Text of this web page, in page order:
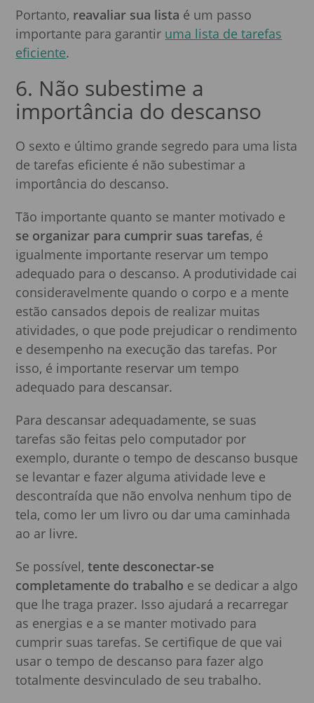
Portanto, reavaliar sua lista é um passo
importante para garantir uma lista de tarefas
eficiente.
6. Não subestime a
importância do descanso
O sexto e último grande segredo para uma lista
de tarefas eficiente é não subestimar a
importância do descanso.
Tão importante quanto se manter motivado e
se organizar para cumprir suas tarefas, é
igualmente importante reservar um tempo
adequado para o descanso. A produtividade cai
consideravelmente quando o corpo e a mente
estão cansados depois de realizar muitas
atividades, o que pode prejudicar o rendimento
e desempenho na execução das tarefas. Por
isso, é importante reservar um tempo
adequado para descansar.
Para descansar adequadamente, se suas
tarefas são feitas pelo computador por
exemplo, durante o tempo de descanso busque
se levantar e fazer alguma atividade leve e
descontraída que não envolva nenhum tipo de
tela, como ler um livro ou dar uma caminhada
ao ar livre.
Se possível,tente desconectar-se
completamente do trabalho e se dedicar a algo
que lhe traga prazer. Isso ajudará a recarregar
as energias e a se manter motivado para
cumprir suas tarefas. Se certifique de que vai
usar o tempo de descanso para fazer algo
totalmente desvinculado de seu trabalho.